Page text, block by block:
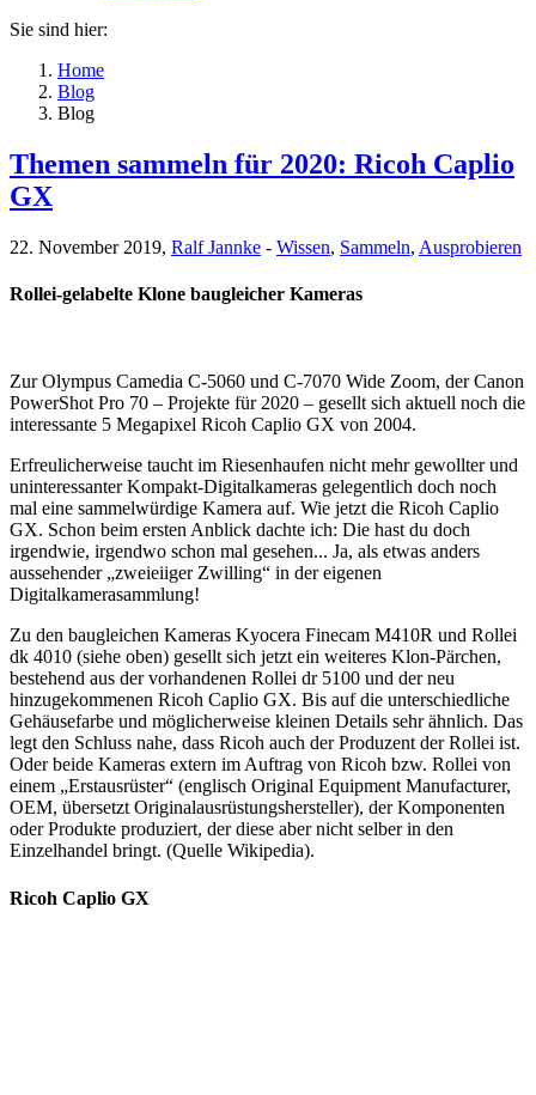
Sie sind hier:
Home
Blog
Blog
Themen sammeln für 2020: Ricoh Caplio
GX
22. November 2019, Ralf Jannke - Wissen, Sammeln, Ausprobieren
Rollei-gelabelte Klone baugleicher Kameras
Zur Olympus Camedia C-5060 und C-7070 Wide Zoom, der Canon
PowerShot Pro 70 – Projekte für 2020 – gesellt sich aktuell noch die
interessante 5 Megapixel Ricoh Caplio GX von 2004.
Erfreulicherweise taucht im Riesenhaufen nicht mehr gewollter und
uninteressanter Kompakt-Digitalkameras gelegentlich doch noch
mal eine sammelwürdige Kamera auf. Wie jetzt die Ricoh Caplio
GX. Schon beim ersten Anblick dachte ich: Die hast du doch
irgendwie, irgendwo schon mal gesehen... Ja, als etwas anders
aussehender „zweieiiger Zwilling“ in der eigenen
Digitalkamerasammlung!
Zu den baugleichen Kameras Kyocera Finecam M410R und Rollei
dk 4010 (siehe oben) gesellt sich jetzt ein weiteres Klon-Pärchen,
bestehend aus der vorhandenen Rollei dr 5100 und der neu
hinzugekommenen Ricoh Caplio GX. Bis auf die unterschiedliche
Gehäusefarbe und möglicherweise kleinen Details sehr ähnlich. Das
legt den Schluss nahe, dass Ricoh auch der Produzent der Rollei ist.
Oder beide Kameras extern im Auftrag von Ricoh bzw. Rollei von
einem „Erstausrüster“ (englisch Original Equipment Manufacturer,
OEM, übersetzt Originalausrüstungshersteller), der Komponenten
oder Produkte produziert, der diese aber nicht selber in den
Einzelhandel bringt. (Quelle Wikipedia).
Ricoh Caplio GX